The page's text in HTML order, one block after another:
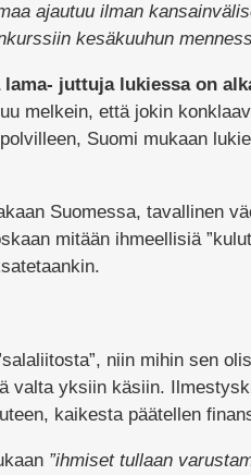
ajautuu ilman
kesäkuuhun
lama- juttuja lukiessa on
melkein, että jokin
Suomi mukaan
Suomessa, tavallinen
mitään ihmeellisiä
niin mihin sen
valta yksiin käsiin.
kaikesta päätellen
”ihmiset tullaan